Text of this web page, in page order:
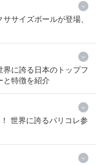
サイズボールが登場、
に誇る日本のトップフ
と特徴を紹介
世界に誇るパリコレ参